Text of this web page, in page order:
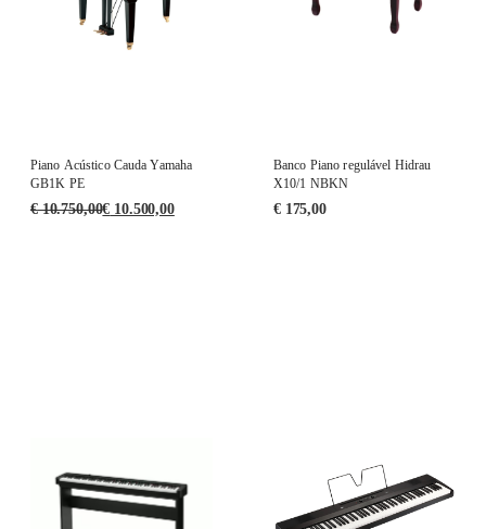
Piano Acústico Cauda Yamaha
GB1K PE
€10.750,00€ 10.500,00
Banco Piano regulável Hidrau
X10/1 NBKN
€175,00